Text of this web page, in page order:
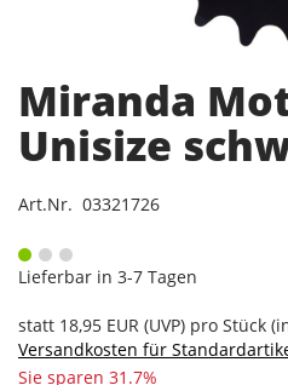
Miranda
Unisize
Art.Nr. 03321726
Lieferbar in 3-7 Tagen
statt 18,95 EUR (UVP) pro Stück
Versandkosten für
Sie sparen 31.7%